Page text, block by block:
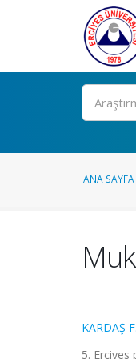
Ara
ANA SAYFA
KARDAŞ F.
5. Erciyes